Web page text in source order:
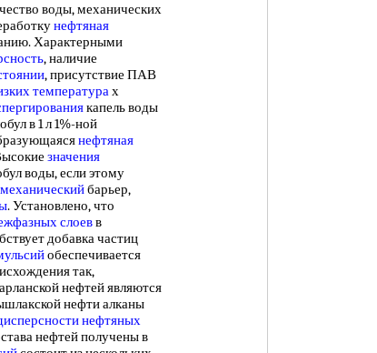
воды, механических
нефтяная
Характерными
, наличие
, присутствие ПАВ
температурах
капель воды
в 1 л 1%-ной
нефтяная
значения
воды, если этому
барьер,
. Установлено, что
слоевв
добавка частиц
обеспечивается
так,
нефтей являются
нефти алканы
нефтяных
нефтей получены в